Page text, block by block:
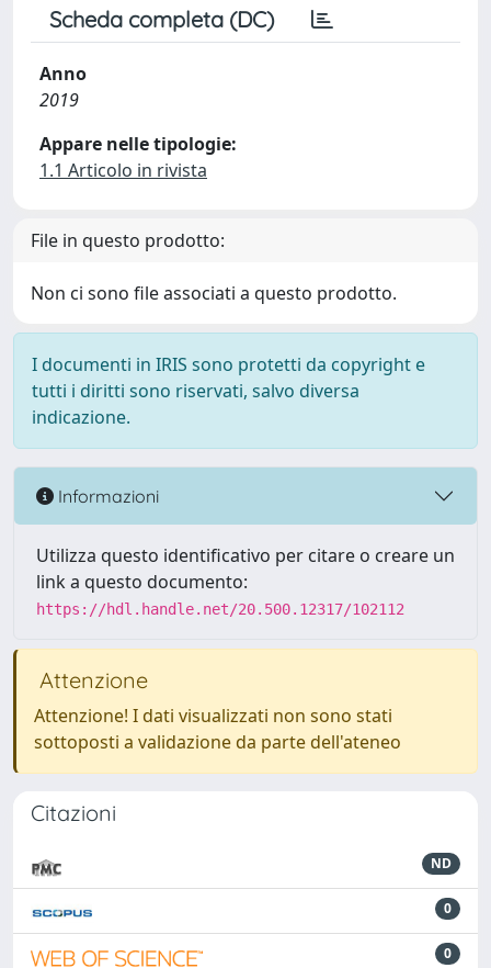
Scheda completa (DC)
Anno
2019
Appare nelle tipologie:
1.1 Articolo in rivista
File in questo prodotto:
Non ci sono file associati a questo prodotto.
I documenti in IRIS sono protetti da copyright e
tutti i diritti sono riservati, salvo diversa
indicazione.
Informazioni
Utilizza questo identificativo per citare o creare un
link a questo documento:
https://hdl.handle.net/20.500.12317/102112
Attenzione
Attenzione! I dati visualizzati non sono stati
sottoposti a validazione da parte dell'ateneo
Citazioni
ND
0
0